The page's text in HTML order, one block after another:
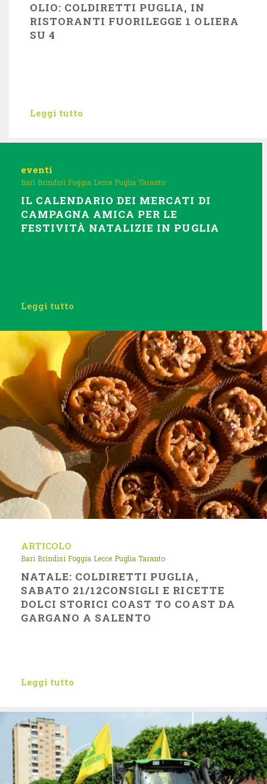
OLIO: COLDIRETTI PUGLIA, IN
RISTORANTI FUORILEGGE 1 OLIERA
SU 4
Leggi tutto
eventi
Bari Brindisi Foggia Lecce Puglia Taranto
IL CALENDARIO DEI MERCATI DI
CAMPAGNA AMICA PER LE
FESTIVITÀ NATALIZIE IN PUGLIA
Leggi tutto
ARTICOLO
Bari Brindisi Foggia Lecce Puglia Taranto
NATALE: COLDIRETTI PUGLIA,
SABATO 21/12CONSIGLI E RICETTE
DOLCI STORICI COAST TO COAST DA
GARGANO A SALENTO
Leggi tutto